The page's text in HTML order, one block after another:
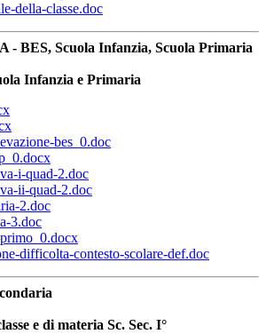
della-classe.doc
- BES, Scuola Infanzia, Scuola Primaria
Infanzia e Primaria
bes_0.doc
i-quad-2.doc
ii-quad-2.doc
2.doc
3.doc
difficolta-contesto-scolare-def.doc
e di materia Sc. Sec. I°